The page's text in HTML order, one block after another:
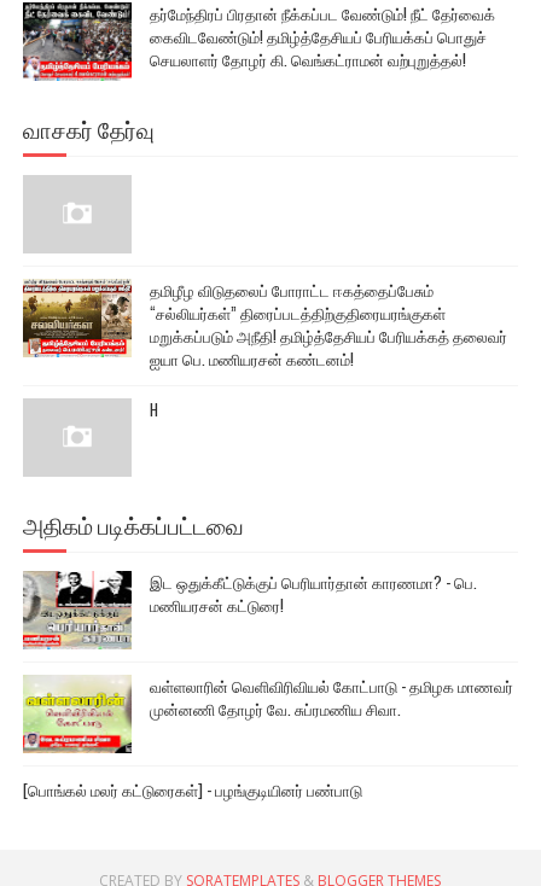
தர்மேந்திரப் பிரதான் நீக்கப்பட வேண்டும்! நீட் தேர்வைக்
கைவிடவேண்டும்! தமிழ்த்தேசியப் பேரியக்கப் பொதுச்
செயலாளர் தோழர் கி. வெங்கட்ராமன் வற்புறுத்தல்!
வாசகர் தேர்வு
தமிழீழ விடுதலைப் போராட்ட ஈகத்தைப்பேசும்
“சல்லியர்கள்” திரைப்படத்திற்குதிரையரங்குகள்
மறுக்கப்படும் அநீதி! தமிழ்த்தேசியப் பேரியக்கத் தலைவர்
ஐயா பெ. மணியரசன் கண்டனம்!
H
அதிகம் படிக்கப்பட்டவை
இட ஒதுக்கீட்டுக்குப் பெரியார்தான் காரணமா? - பெ.
மணியரசன் கட்டுரை!
வள்ளலாரின் வெளிவிரிவியல் கோட்பாடு - தமிழக மாணவர்
முன்னணி தோழர் வே. சுப்ரமணிய சிவா.
[பொங்கல் மலர் கட்டுரைகள்] - பழங்குடியினர் பண்பாடு
CREATED BY SORATEMPLATES & BLOGGER THEMES